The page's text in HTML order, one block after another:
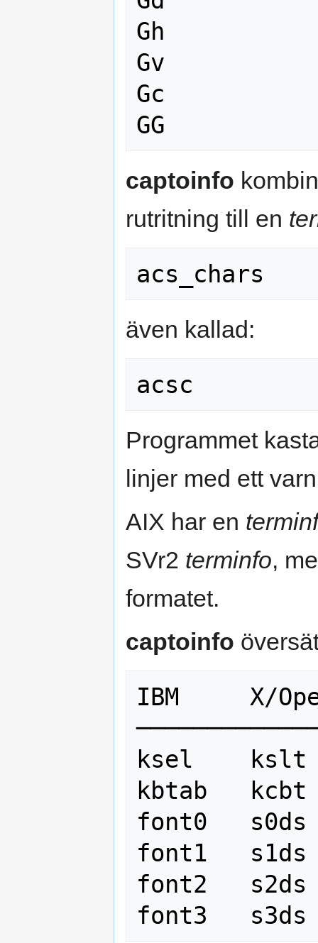
Gh
Gv
Gc
captoinfo
rutritning till en
även kallad:
Programmet
linjer med ett
AIX har en
SVr2 terminfo,
formatet.
captoinfo
IBM     X/
ksel    kslt
kbtab   kcbt
font0   s0ds
font1   s1ds
font2   s2ds